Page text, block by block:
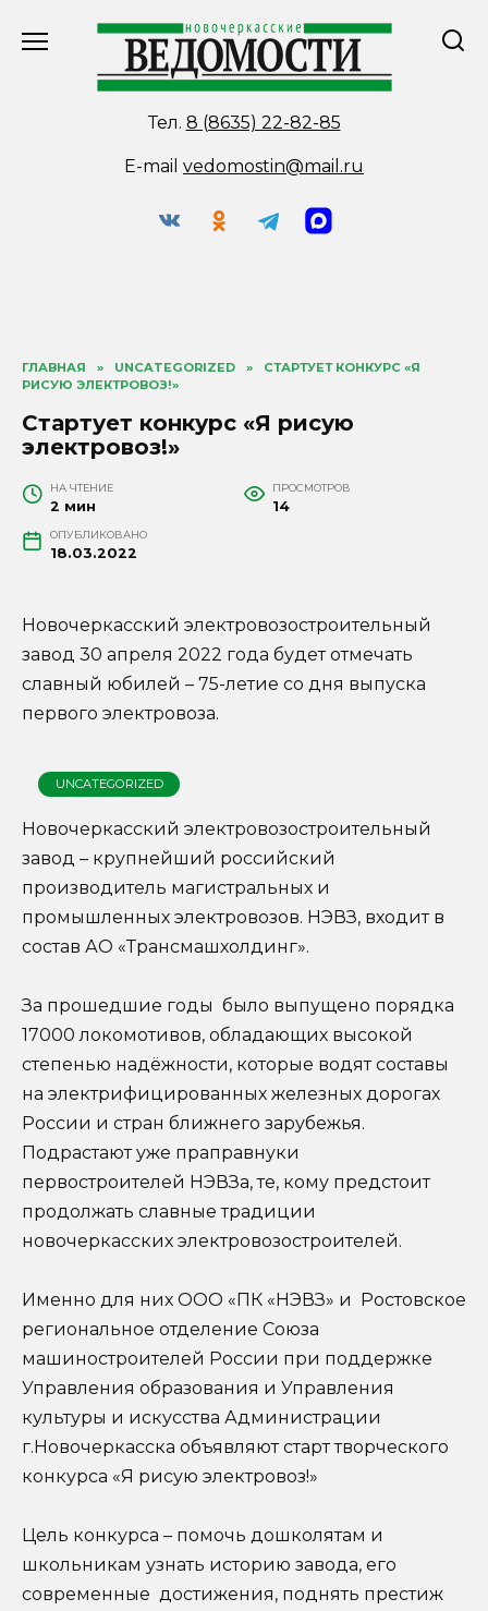
Тел. 8 (8635) 22-82-85
E-mail vedomostin@mail.ru
ГЛАВНАЯ » UNCATEGORIZED »
СТАРТУЕТ КОНКУРС «Я
РИСУЮ ЭЛЕКТРОВОЗ!»
Стартует конкурс «Я рисую
электровоз!»
НА ЧТЕНИЕ
2 мин
ПРОСМОТРОВ
14
ОПУБЛИКОВАНО
18.03.2022
Новочеркасский электровозостроительный
завод 30 апреля 2022 года будет отмечать
славный юбилей – 75-летие со дня выпуска
первого электровоза.
UNCATEGORIZED
Новочеркасский электровозостроительный
завод – крупнейший российский
производитель магистральных и
промышленных электровозов. НЭВЗ, входит в
состав АО «Трансмашхолдинг».
За прошедшие годы было выпущено порядка
17000 локомотивов, обладающих высокой
степенью надёжности, которые водят составы
на электрифицированных железных дорогах
России и стран ближнего зарубежья.
Подрастают уже праправнуки
первостроителей НЭВЗа, те, кому предстоит
продолжать славные традиции
новочеркасских электровозостроителей.
Именно для них ООО «ПК «НЭВЗ» и Ростовское
региональное отделение Союза
машиностроителей России при поддержке
Управления образования и Управления
культуры и искусства Администрации
г.Новочеркасска объявляют старт творческого
конкурса «Я рисую электровоз!»
Цель конкурса – помочь дошколятам и
школьникам узнать историю завода, его
современные достижения, поднять престиж